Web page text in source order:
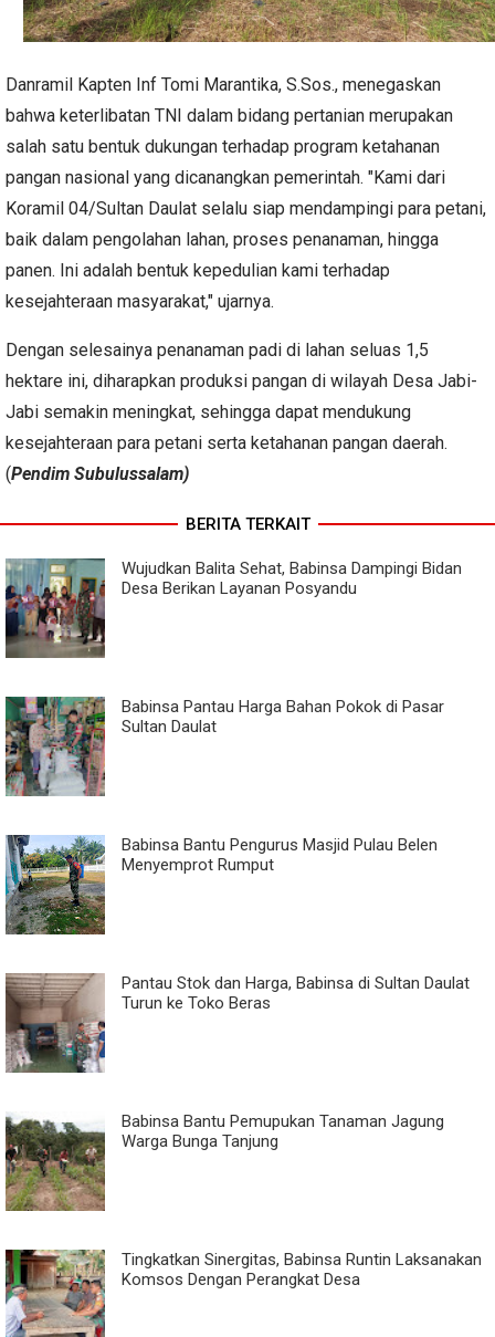
Danramil Kapten Inf Tomi Marantika, S.Sos., menegaskan
bahwa keterlibatan TNI dalam bidang pertanian merupakan
salah satu bentuk dukungan terhadap program ketahanan
pangan nasional yang dicanangkan pemerintah. "Kami dari
Koramil 04/Sultan Daulat selalu siap mendampingi para petani,
baik dalam pengolahan lahan, proses penanaman, hingga
panen. Ini adalah bentuk kepedulian kami terhadap
kesejahteraan masyarakat," ujarnya.
Dengan selesainya penanaman padi di lahan seluas 1,5
hektare ini, diharapkan produksi pangan di wilayah Desa Jabi-
Jabi semakin meningkat, sehingga dapat mendukung
kesejahteraan para petani serta ketahanan pangan daerah.
(Pendim Subulussalam)
BERITA TERKAIT
Wujudkan Balita Sehat, Babinsa Dampingi Bidan
Desa Berikan Layanan Posyandu
Babinsa Pantau Harga Bahan Pokok di Pasar
Sultan Daulat
Babinsa Bantu Pengurus Masjid Pulau Belen
Menyemprot Rumput
Pantau Stok dan Harga, Babinsa di Sultan Daulat
Turun ke Toko Beras
Babinsa Bantu Pemupukan Tanaman Jagung
Warga Bunga Tanjung
Tingkatkan Sinergitas, Babinsa Runtin Laksanakan
Komsos Dengan Perangkat Desa